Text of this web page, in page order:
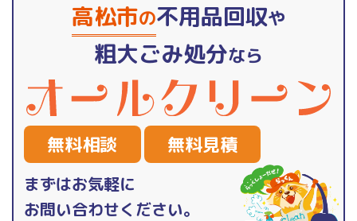
高松市の不用品回収や
粗大ごみ処分なら
無料相談 無料見積
まずはお気軽に
お問い合わせください。